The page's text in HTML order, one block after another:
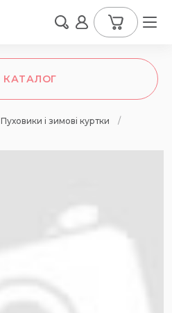
КАТАЛОГ
Пуховики і зимові куртки
/